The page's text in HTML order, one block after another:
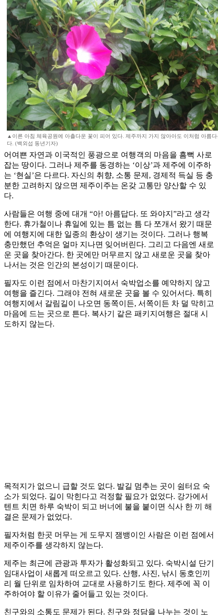
▲이른 아침 체육공원에 아츨다운 꽃이 피어 있다. 제주까지 가지 않아아도 이처럼 아름
다. (백외섭 동년기자)
어여쁜 자연과 이국적인 풍광으로 여행객의 마음을 흠뻑 사로
잡는 땅이다. 그러나 제주를 동경하는 ‘이상’과 제주에 이주하
는 ‘현실’은 다르다. 자신의 취향, 소통 문제, 경제적 득실 등 충
분한 고려하지 않으면 제주이주는 온갖 고통만 양산할 수 있
다.
사람들은 여행 중에 대개 “아! 아름답다. 또 와야지”라고 생각
한다. 휴가철이나 휴일에 있는 틈 없는 틈 다 쪼개서 왔기 때문
에 여행지에 대한 일종의 환상이 생기는 것이다. 그러나 행복
충만했던 추억은 얼마 지나면 잊어버린다. 그리고 다음엔 새로
운 곳을 찾아간다. 한 곳에만 머무르지 않고 새로운 곳을 찾아
나서는 것은 인간의 본성이기 때문이다.
필자도 이런 점에서 마찬기지여서 숙박업소를 예약하지 않고
여행을 즐긴다. 그래야 전혀 새로운 곳을 볼 수 있어서다. 특히
여행지에서 갈림길이 나오면 동쪽이든, 서쪽이든 차 덜 막히고
마음에 드는 곳으로 튼다. 복사기 같은 패키지여행은 절대 시
도하지 않는다.
목적지가 없으니 급할 것도 없다. 발길 멈추는 곳이 쉼터요 숙
소가 되었다. 길이 막힌다고 걱정할 필요가 없었다. 강가에서
텐트 치면 하루 숙박이 되고 버너에 불을 붙이면 식사 한 끼 해
결은 문제가 없었다.
필자처럼 한곳 머무는 게 도무지 잼뱅이인 사람은 이런 점에서
제주이주를 생각하지 않는다.
제주는 최근에 관광과 투자가 활성화되고 있다. 숙박시설 단기
임대사업이 새롭게 떠오르고 있다. 산행, 사진, 낚시 동호인끼
리 월 단위로 임차하여 교대로 사용하기도 한다. 제주에 꼭 이
주하여야 할 이유가 줄어들고 있는 것이다.
친구와의 소통도 문제가 된다. 친구와 정담을 나누는 것이 노